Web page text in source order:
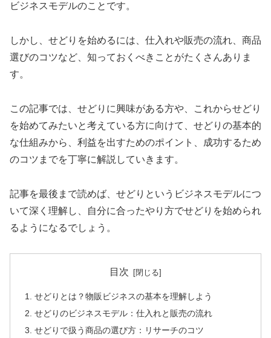
ビジネスモデルのことです。
しかし、せどりを始めるには、仕入れや販売の流れ、商品
選びのコツなど、知っておくべきことがたくさんありま
す。
この記事では、せどりに興味がある方や、これからせどり
を始めてみたいと考えている方に向けて、せどりの基本的
な仕組みから、利益を出すためのポイント、成功するため
のコツまでを丁寧に解説していきます。
記事を最後まで読めば、せどりというビジネスモデルにつ
いて深く理解し、自分に合ったやり方でせどりを始められ
るようになるでしょう。
目次
せどりとは？物販ビジネスの基本を理解しよう
せどりのビジネスモデル：仕入れと販売の流れ
せどりで扱う商品の選び方：リサーチのコツ